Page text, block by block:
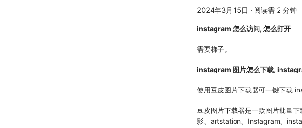
2024年3月15日 · 阅读需 2 分钟
instagram 怎么访问, 怎么打开
需要梯子。
instagram 图片怎么下载,
使用豆皮图片下载器可一键下载
豆皮图片下载器是一款图片批量
影、artstation、Instagram、